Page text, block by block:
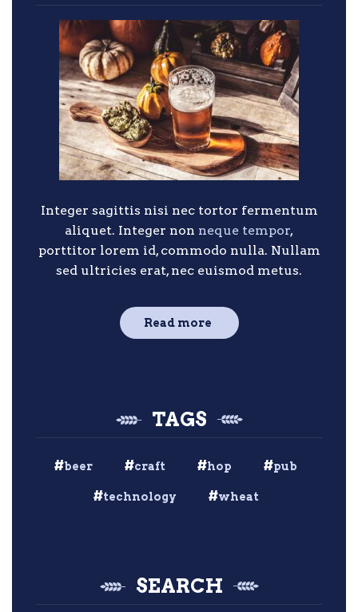
Integer sagittis nisi nec tortor fermentum
aliquet. Integer non neque tempor,
porttitor lorem id, commodo nulla. Nullam
sed ultricies erat, nec euismod metus.
Read more
TAGS
beer craft hop pub
technology wheat
SEARCH